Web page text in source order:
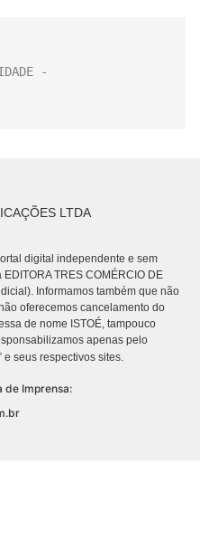
LTDA
digital independente e sem
TRES COMÉRCIO DE
Informamos também que não
oferecemos cancelamento do
de nome ISTOÉ, tampouco
apenas pelo
e seus respectivos sites.
de Imprensa: